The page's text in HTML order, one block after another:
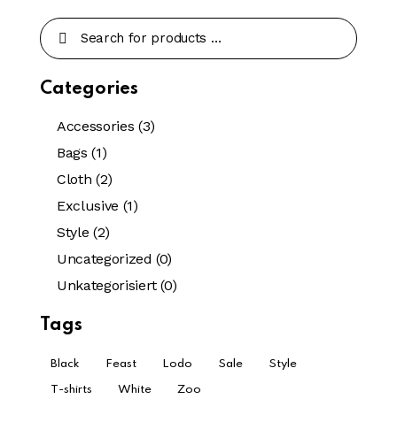
Categories
Accessories (3)
Bags (1)
Cloth (2)
Exclusive (1)
Style (2)
Uncategorized (0)
Unkategorisiert (0)
Tags
Black Feast Lodo Sale Style
T-shirts White Zoo